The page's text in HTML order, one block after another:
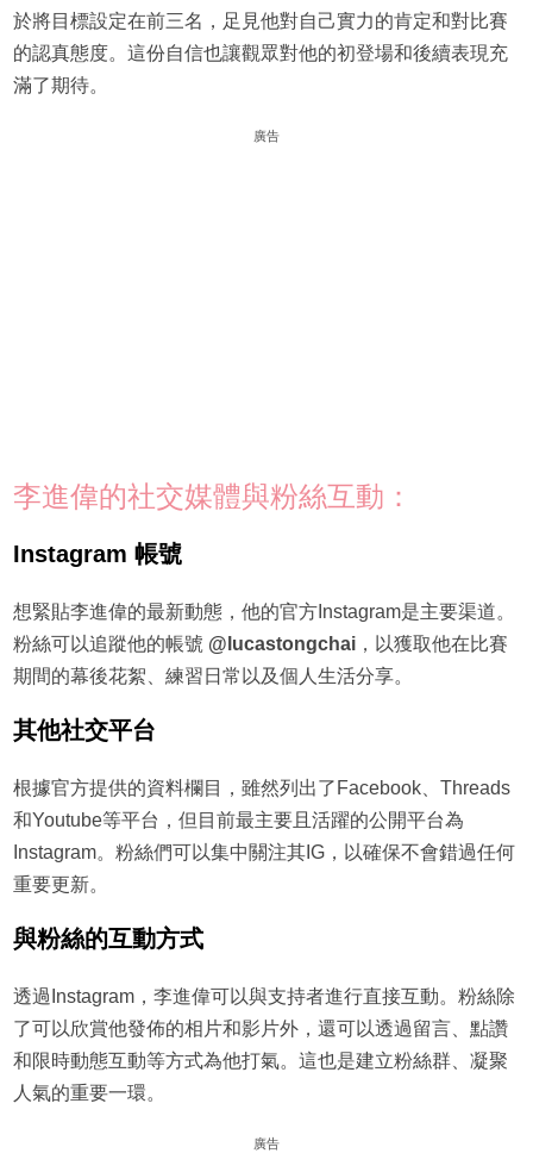
於將目標設定在前三名，足見他對自己實力的肯定和對比賽
的認真態度。這份自信也讓觀眾對他的初登場和後續表現充
滿了期待。
廣告
李進偉的社交媒體與粉絲互動：
Instagram 帳號
想緊貼李進偉的最新動態，他的官方Instagram是主要渠道。
粉絲可以追蹤他的帳號 @lucastongchai，以獲取他在比賽
期間的幕後花絮、練習日常以及個人生活分享。
其他社交平台
根據官方提供的資料欄目，雖然列出了Facebook、Threads
和Youtube等平台，但目前最主要且活躍的公開平台為
Instagram。粉絲們可以集中關注其IG，以確保不會錯過任何
重要更新。
與粉絲的互動方式
透過Instagram，李進偉可以與支持者進行直接互動。粉絲除
了可以欣賞他發佈的相片和影片外，還可以透過留言、點讚
和限時動態互動等方式為他打氣。這也是建立粉絲群、凝聚
人氣的重要一環。
廣告